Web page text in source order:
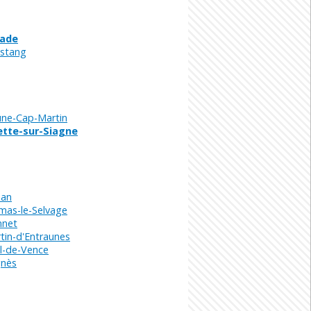
Cap-Martin
sur-Siagne
le-Selvage
d'Entraunes
de-Vence